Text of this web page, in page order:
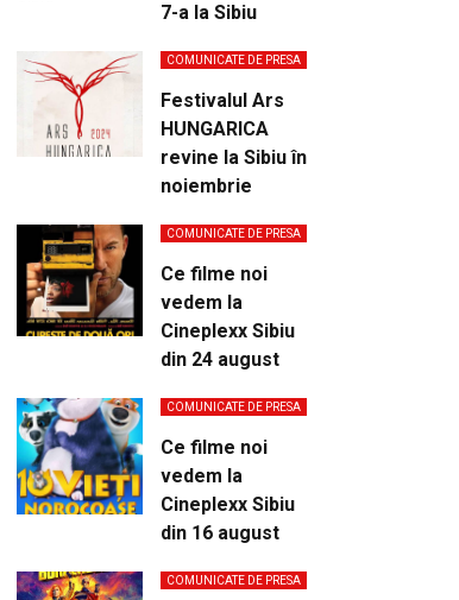
7-a la Sibiu
COMUNICATE DE PRESA
Festivalul Ars
HUNGARICA
revine la Sibiu în
noiembrie
COMUNICATE DE PRESA
Ce filme noi
vedem la
Cineplexx Sibiu
din 24 august
COMUNICATE DE PRESA
Ce filme noi
vedem la
Cineplexx Sibiu
din 16 august
COMUNICATE DE PRESA